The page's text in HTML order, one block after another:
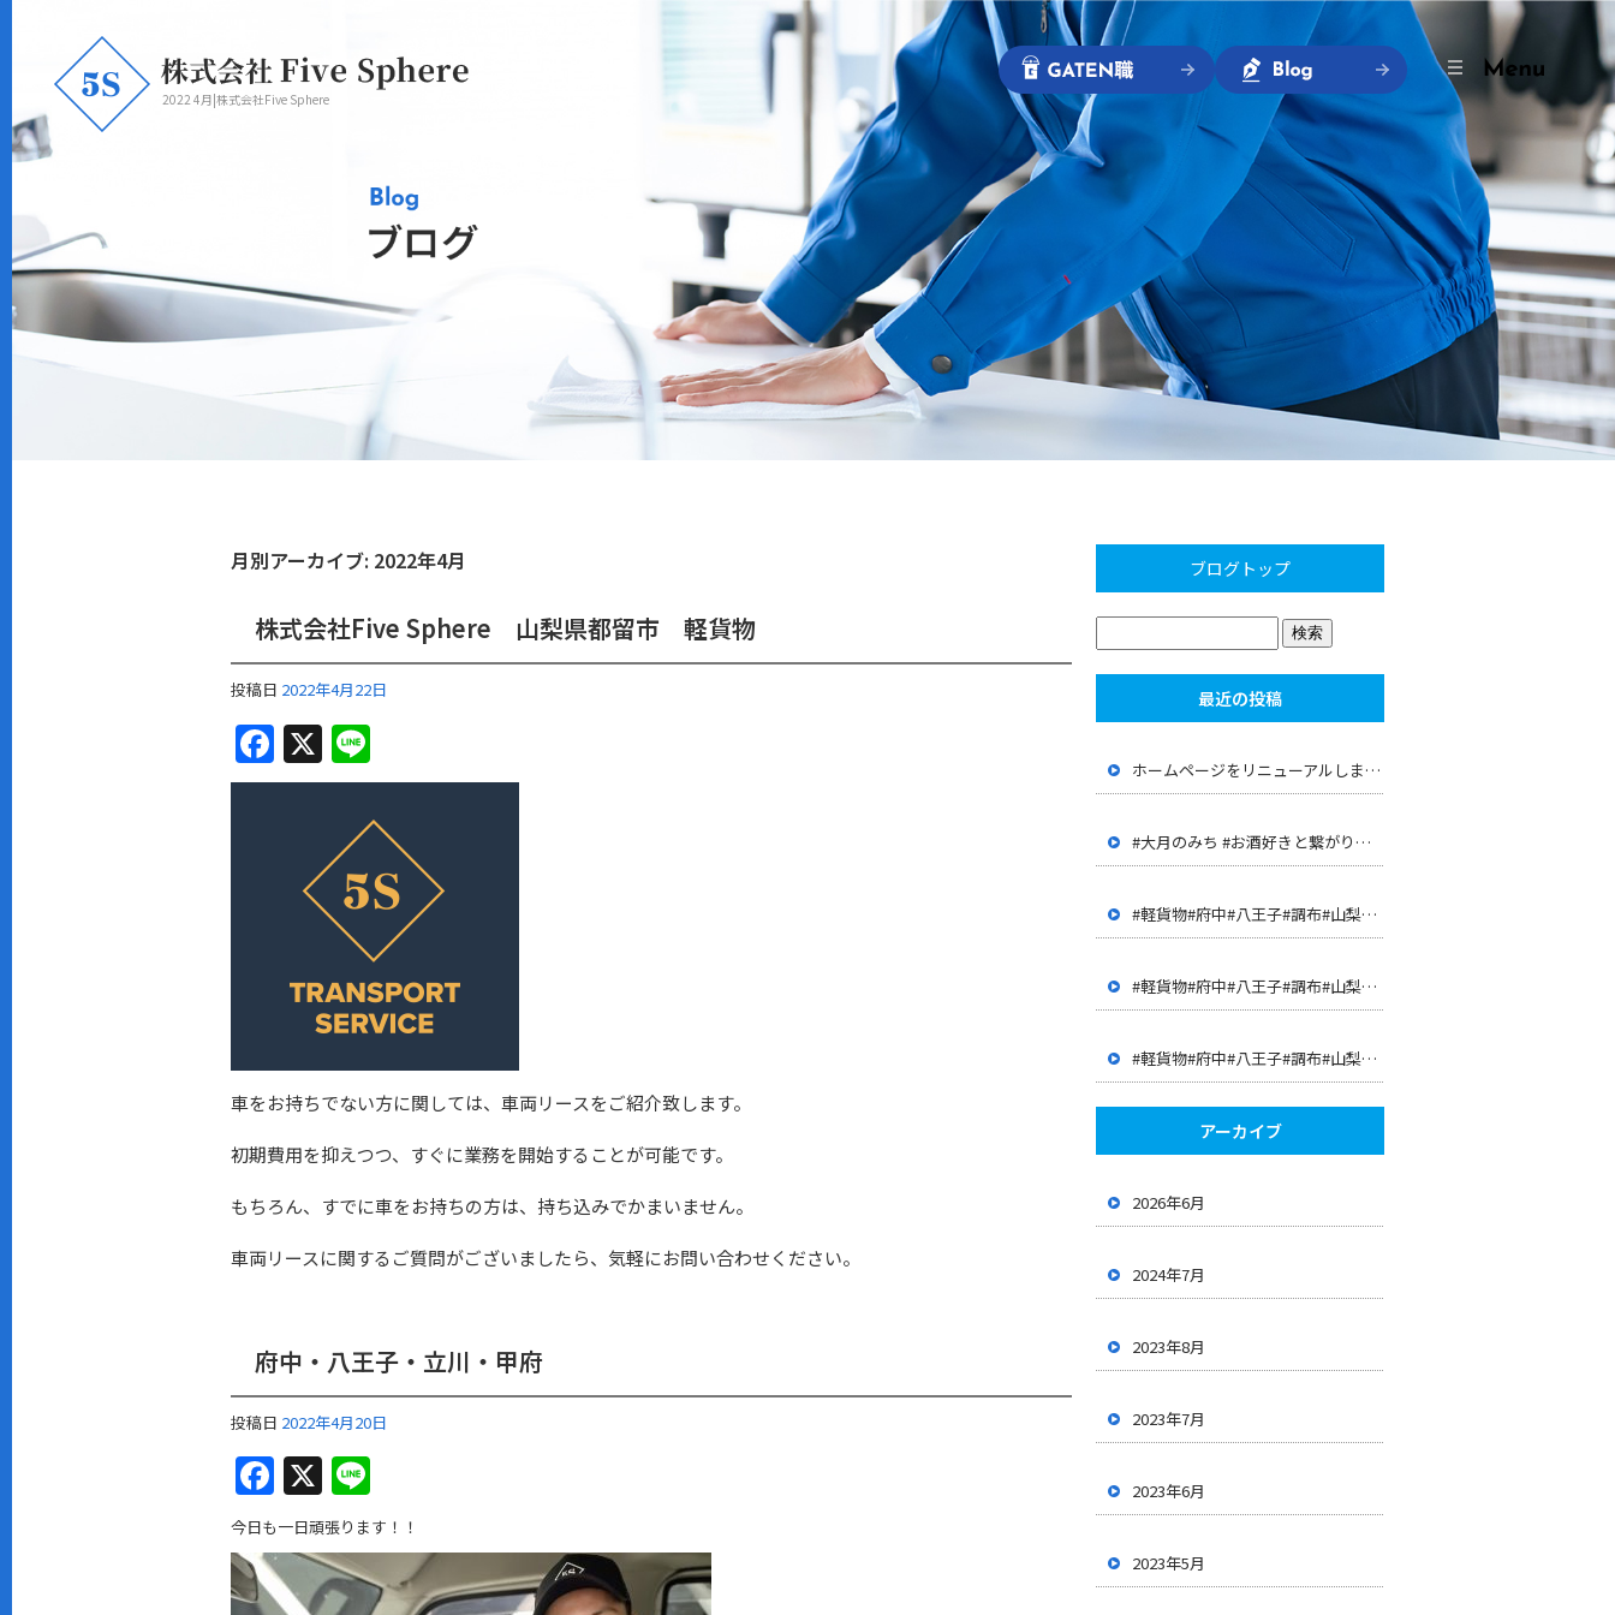
2022 4月|株式会社Five Sphere
月別アーカイブ: 2022年4月
株式会社Five Sphere 山梨県都留市 軽貨物
投稿日 2022年4月22日
F
a
o
k
X
n
e
車をお持ちでない方に関しては、車両リースをご紹介致します。
初期費用を抑えつつ、すぐに業務を開始することが可能です。
もちろん、すでに車をお持ちの方は、持ち込みでかまいません。
車両リースに関するご質問がございましたら、気軽にお問い合わせください。
府中・八王子・立川・甲府
投稿日 2022年4月20日
F
a
c
e
X
n
e
今日も一日頑張ります！！
ブログトップ
最近の投稿
ホームページをリニューアルしました。
#大月のみち #お酒好きと繋がりたい #大月 #山梨 #店長が 経歴が面白い #JR大月駅 #上野原 #呑み屋
#軽貨物#府中#八王子#調布#山梨#甲府#世田谷#三鷹#多摩地 区#客室清掃#ハウスクリーニング#ドライバー#配達
#軽貨物#府中#八王子#調布#山梨#甲府#世田谷#三鷹#多摩地 区#客室清掃#ハウスクリーニング#ドライバー#配達
#軽貨物#府中#八王子#調布#山梨#甲府#世田谷#三鷹#多摩地 区#客室清掃#ハウスクリーニング#ドライバー#配達
アーカイブ
2026年6月
2024年7月
2023年8月
2023年7月
2023年6月
2023年5月